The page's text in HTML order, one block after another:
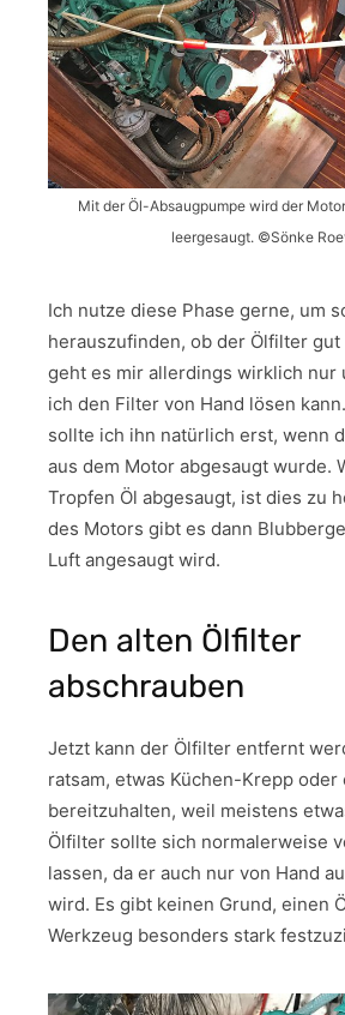
Mit der Öl-Absaugpumpe wird der
leergesaugt. ©Sönke
Ich nutze diese Phase gerne, um
herauszufinden, ob der Ölfilter gut
geht es mir allerdings wirklich nur
ich den Filter von Hand lösen
sollte ich ihn natürlich erst, wenn
aus dem Motor abgesaugt wurde.
Tropfen Öl abgesaugt, ist dies zu
des Motors gibt es dann
Luft angesaugt wird.
Den alten Ölfilter
abschrauben
Jetzt kann der Ölfilter entfernt
ratsam, etwas Küchen-Krepp oder
bereitzuhalten, weil meistens
Ölfilter sollte sich normalerweise
lassen, da er auch nur von Hand
wird. Es gibt keinen Grund, einen
Werkzeug besonders stark